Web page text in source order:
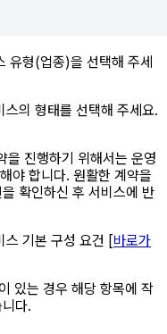
유형(업종)을 선택해 주세
의 형태를 선택해 주세요.
을 진행하기 위해서는 운영
야 합니다. 원활한 계약을
확인하신 후 서비스에 반
스 기본 구성 요건 [바로가
있는 경우 해당 항목에 작
다.